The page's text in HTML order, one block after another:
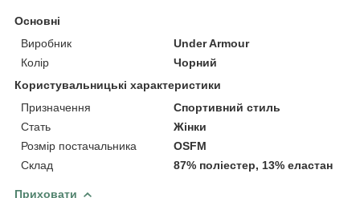
Основні
Виробник
Under Armour
Колір
Чорний
Користувальницькі характеристики
Призначення
Спортивний стиль
Стать
Жінки
Розмір постачальника
OSFM
Склад
87% поліестер, 13% еластан
Приховати